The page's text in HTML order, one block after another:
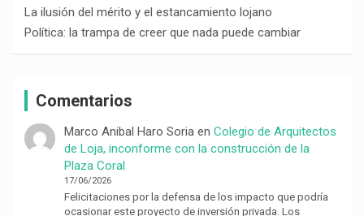
La ilusión del mérito y el estancamiento lojano
Política: la trampa de creer que nada puede cambiar
Comentarios
Marco Anibal Haro Soria en Colegio de Arquitectos
de Loja, inconforme con la construcción de la
Plaza Coral
17/06/2026
Felicitaciones por la defensa de los impacto que podría
ocasionar este proyecto de inversión privada. Los